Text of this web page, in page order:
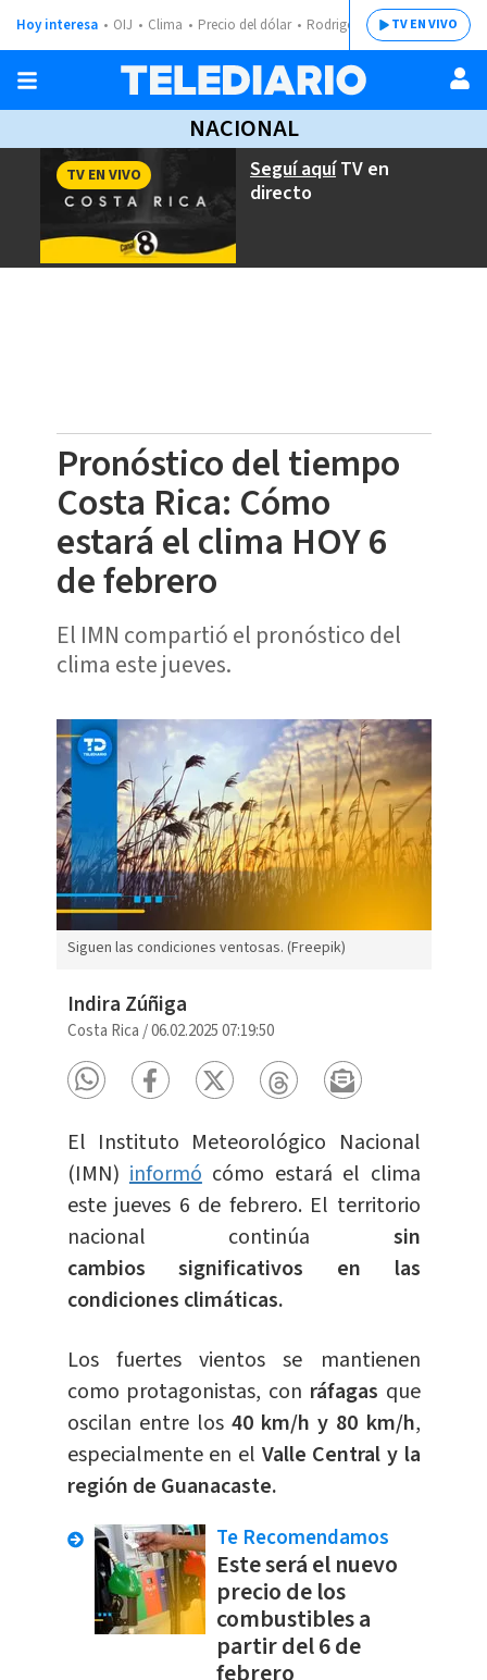
Hoy interesa OIJ Clima Precio del dólar Rodrigo ChavesTV EN VIVO
NACIONAL
Seguí aquíTV en
directo
TV EN VIVO
Pronóstico del tiempo
Costa Rica: Cómo
estará el clima HOY 6
de febrero
El IMN compartió el pronóstico del
clima este jueves.
Siguen las condiciones ventosas. (Freepik)
Indira Zúñiga
Costa Rica /06.02.2025 07:19:50
El Instituto Meteorológico Nacional
(IMN) informó cómo estará el clima
este jueves 6 de febrero. El territorio
nacional continúa sin
cambios
significativos en las
condiciones climáticas.
Los fuertes vientos se mantienen
como protagonistas, con ráfagas que
oscilan entre los 40 km/h y 80 km/h,
especialmente en el Valle Central y la
región de Guanacaste.
Te Recomendamos
Este será el nuevo
precio de los
combustibles a
partir del 6 de